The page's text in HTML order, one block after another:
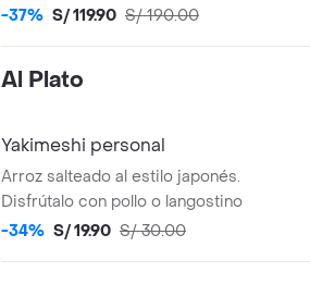
Referencial.
-37% S/ 119.90 S/ 190.00
Al Plato
Yakimeshi personal
Arroz salteado al estilo japonés.
Disfrútalo con pollo o langostino
-34% S/ 19.90 S/ 30.00